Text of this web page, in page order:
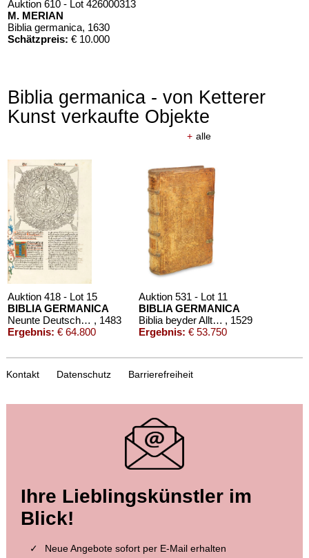
Auktion 610 - Lot 426000313
M. MERIAN
Biblia germanica, 1630
Schätzpreis: € 10.000
Biblia germanica - von Ketterer
Kunst verkaufte Objekte
+ alle
Auktion 418 - Lot 15
BIBLIA GERMANICA
Neunte Deutsche Bibel. 1483. , 1483
Ergebnis: € 64.800
Auktion 531 - Lot 11
BIBLIA GERMANICA
Biblia beyder Allt und Newen Testaments Teutsch , 1529
Ergebnis: € 53.750
Auktion 526 - Lot 17
BIBLIA GERMANICA
Bugenhagenbibel
Ergebnis:€ 47.500
Auktion 456 - Lot 456
BIBLIA GERMANICA
Kontakt Datenschutz Barrierefreiheit
Ihre Lieblingskünstler im
Blick!
Neue Angebote sofort per E-Mail erhalten